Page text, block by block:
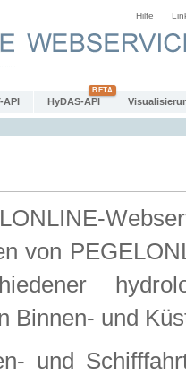
Hilfe
API HyDAS-API
von
Binnen- und
und